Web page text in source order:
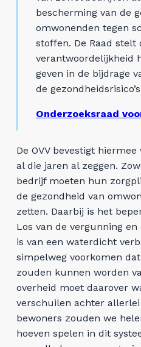
bescherming van de
omwonenden tegen
stoffen. De Raad stelt
verantwoordelijkheid
geven in de bijdrage
de
Onderzoeksraad
De OVV bevestigt
al die jaren al zeggen.
bedrijf moeten hun
de gezondheid van
zetten. Daarbij is het
Los van de vergunning
is van een waterdicht
simpelweg voorkomen
zouden kunnen worden
overheid moet daarover
verschuilen achter
bewoners zouden we
hoeven spelen in dit